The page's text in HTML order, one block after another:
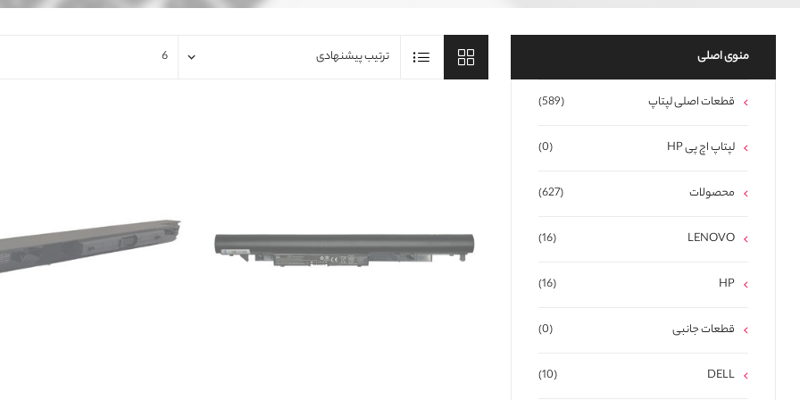
فلت لپتاپ
منوی اصلی
(589) قطعات اصلی لپتاپ
(0) لپتاپ اچ پی HP
(627) محصولات
(16) LENOVO
(16) HP
(0) قطعات جانبی
(10) DELL